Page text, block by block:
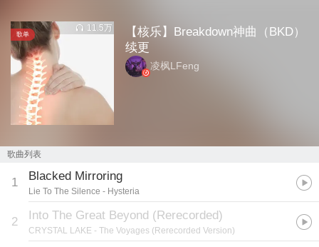
歌单
11.5万
【核乐】Breakdown神曲（BKD）
续更
凌枫LFeng
歌曲列表
1 Blacked Mirroring
Lie To The Silence - Hysteria
2 Into The Great Beyond (Rerecorded)
CRYSTAL LAKE - The Voyages (Rerecorded Version)